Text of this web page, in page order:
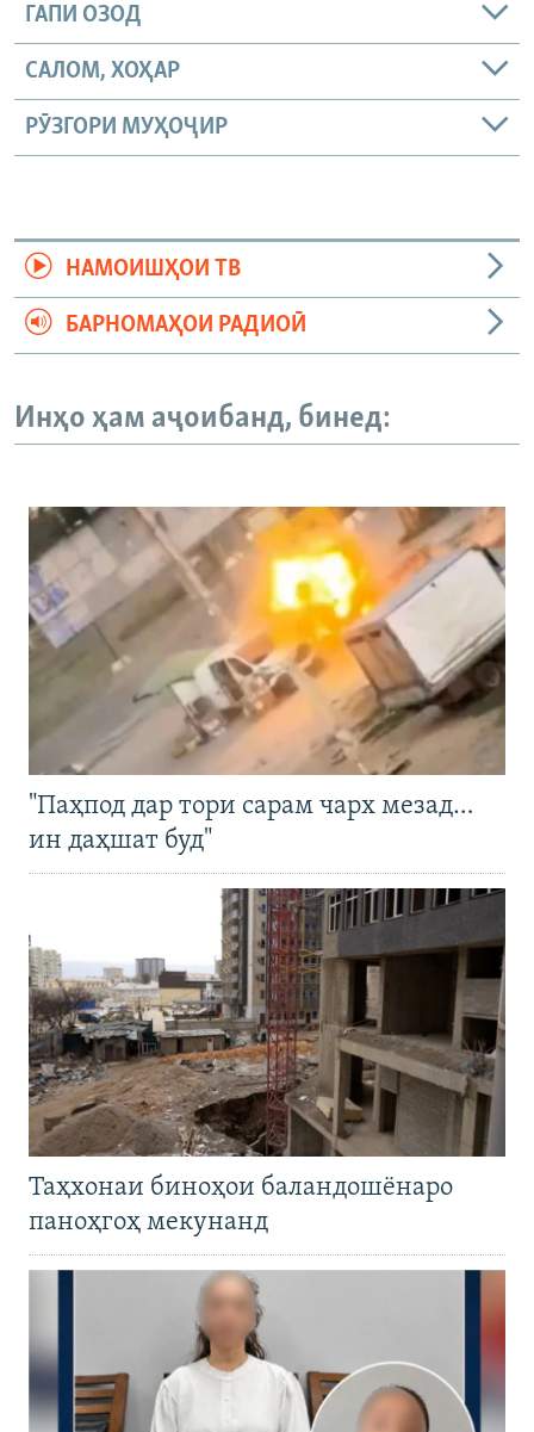
ГАПИ ОЗОД
САЛОМ, ХОҲАР
РӮЗГОРИ МУҲОҶИР
НАМОИШҲОИ ТВ
БАРНОМАҲОИ РАДИОӢ
Инҳо ҳам аҷоибанд, бинед:
"Паҳпод дар тори сарам чарх мезад…
ин даҳшат буд"
Таҳхонаи биноҳои баландошёнаро
паноҳгоҳ мекунанд